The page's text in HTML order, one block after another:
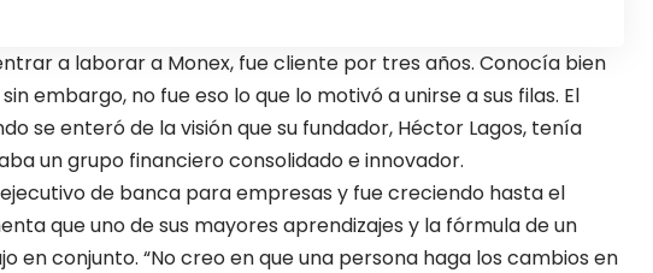
a laborar a Monex, fue cliente por tres años. Conocía bien
embargo, no fue eso lo que lo motivó a unirse a sus filas. El
se enteró de la visión que su fundador, Héctor Lagos, tenía
un grupo financiero consolidado e innovador.
de banca para empresas y fue creciendo hasta el
que uno de sus mayores aprendizajes y la fórmula de un
en conjunto. “No creo en que una persona haga los cambios en